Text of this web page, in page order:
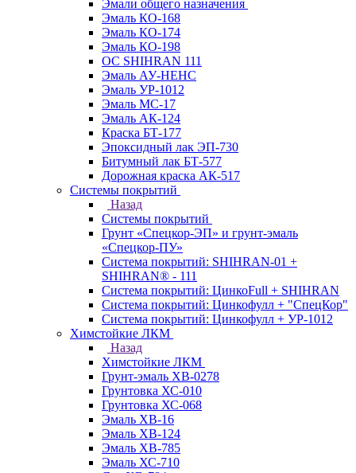
Эмали общего назначения
Эмаль КО-168
Эмаль КО-174
Эмаль КО-198
ОС SHIHRAN 111
Эмаль АУ-НЕНС
Эмаль УР-1012
Эмаль МС-17
Эмаль АК-124
Краска БТ-177
Эпоксидный лак ЭП-730
Битумный лак БТ-577
Дорожная краска АК-517
Системы покрытий
Назад
Системы покрытий
Грунт «Спецкор-ЭП» и грунт-эмаль
«Спецкор-ПУ»
Система покрытий: SHIHRAN-01 +
SHIHRAN® - 111
Система покрытий: ЦинкоFull + SHIHRAN
Система покрытий: Цинкофулл + "СпецКор"
Система покрытий: Цинкофулл + УР-1012
Химстойкие ЛКМ
Назад
Химстойкие ЛКМ
Грунт-эмаль ХВ-0278
Грунтовка ХС-010
Грунтовка ХС-068
Эмаль ХВ-16
Эмаль ХВ-124
Эмаль ХВ-785
Эмаль ХС-710